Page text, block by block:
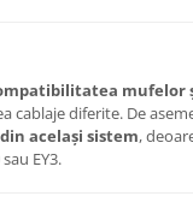
mufelor
cablaje diferite. De
același sistem,
EY3.